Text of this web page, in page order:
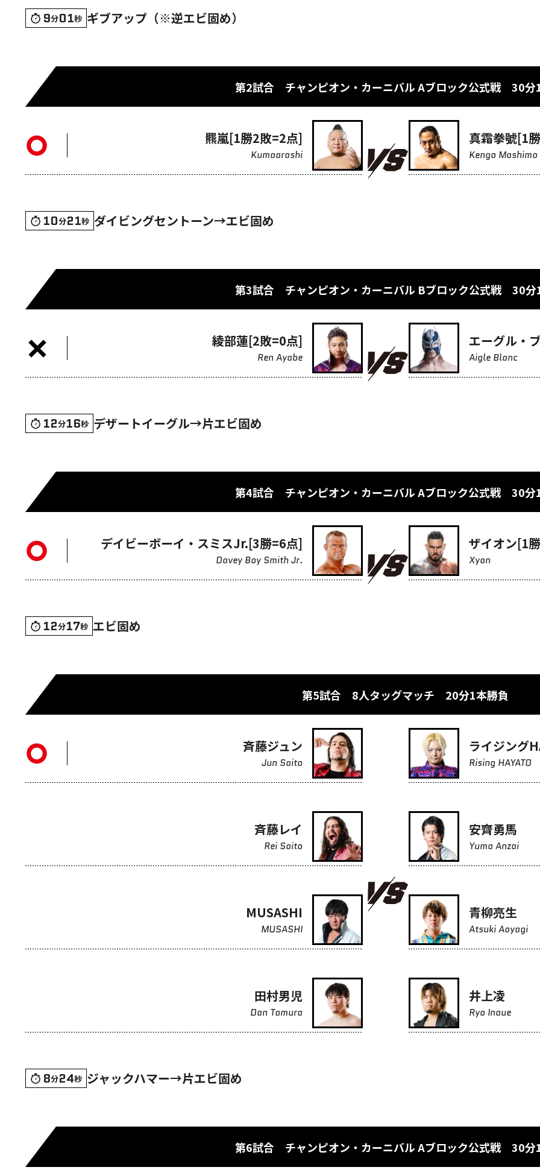
9分01秒 ギブアップ（※逆エビ固め）
第2試合 チャンピオン・カーニバル Aブロック公式戦 30分
羆嵐[1勝2敗=2点]
Kumaarashi
真霜拳號[1
Kengo Mashimo
10分21秒 ダイビングセントーン→エビ固め
第3試合 チャンピオン・カーニバル Bブロック公式戦 30分
綾部蓮[2敗=0点]
Ren Ayabe
エーグル・
Aigle Blanc
12分16秒 デザートイーグル→片エビ固め
第4試合 チャンピオン・カーニバル Aブロック公式戦 30分
デイビーボーイ・スミスJr.[3勝=6点]
Davey Boy Smith Jr.
ザイオン[1
Xyon
12分17秒 エビ固め
第5試合 8人タッグマッチ 20分1本勝負
斉藤ジュン
Jun Saito
斉藤レイ
Rei Saito
MUSASHI
MUSASHI
田村男児
Dan Tamura
ライジング
Rising HAYATO
安齊勇馬
Yuma Anzai
青柳亮生
Atsuki Aoyagi
井上凌
Ryo Inoue
8分24秒 ジャックハマー→片エビ固め
第6試合 チャンピオン・カーニバル Aブロック公式戦 30分